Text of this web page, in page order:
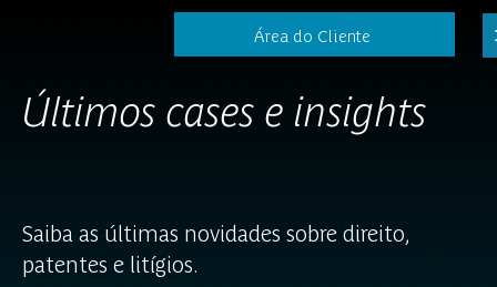
Área do Cliente
Últimos cases e insights
Saiba as últimas novidades sobre direito,
patentes e litígios.